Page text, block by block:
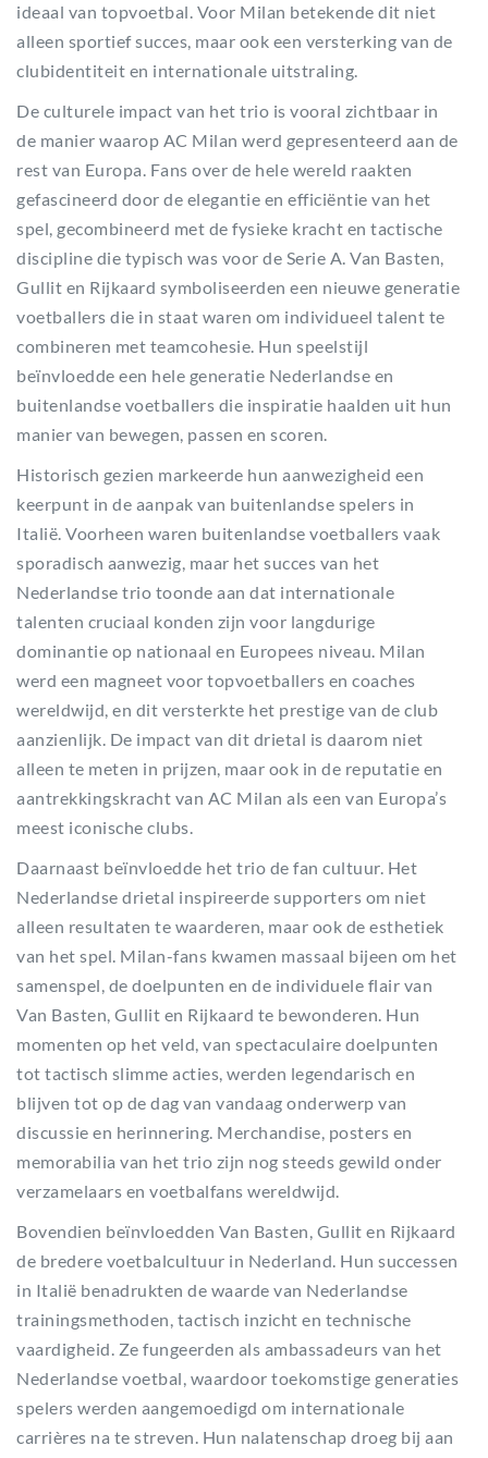
ideaal van topvoetbal. Voor Milan betekende dit niet
alleen sportief succes, maar ook een versterking van de
clubidentiteit en internationale uitstraling.
De culturele impact van het trio is vooral zichtbaar in
de manier waarop AC Milan werd gepresenteerd aan de
rest van Europa. Fans over de hele wereld raakten
gefascineerd door de elegantie en efficiëntie van het
spel, gecombineerd met de fysieke kracht en tactische
discipline die typisch was voor de Serie A. Van Basten,
Gullit en Rijkaard symboliseerden een nieuwe generatie
voetballers die in staat waren om individueel talent te
combineren met teamcohesie. Hun speelstijl
beïnvloedde een hele generatie Nederlandse en
buitenlandse voetballers die inspiratie haalden uit hun
manier van bewegen, passen en scoren.
Historisch gezien markeerde hun aanwezigheid een
keerpunt in de aanpak van buitenlandse spelers in
Italië. Voorheen waren buitenlandse voetballers vaak
sporadisch aanwezig, maar het succes van het
Nederlandse trio toonde aan dat internationale
talenten cruciaal konden zijn voor langdurige
dominantie op nationaal en Europees niveau. Milan
werd een magneet voor topvoetballers en coaches
wereldwijd, en dit versterkte het prestige van de club
aanzienlijk. De impact van dit drietal is daarom niet
alleen te meten in prijzen, maar ook in de reputatie en
aantrekkingskracht van AC Milan als een van Europa’s
meest iconische clubs.
Daarnaast beïnvloedde het trio de fan cultuur. Het
Nederlandse drietal inspireerde supporters om niet
alleen resultaten te waarderen, maar ook de esthetiek
van het spel. Milan-fans kwamen massaal bijeen om het
samenspel, de doelpunten en de individuele flair van
Van Basten, Gullit en Rijkaard te bewonderen. Hun
momenten op het veld, van spectaculaire doelpunten
tot tactisch slimme acties, werden legendarisch en
blijven tot op de dag van vandaag onderwerp van
discussie en herinnering. Merchandise, posters en
memorabilia van het trio zijn nog steeds gewild onder
verzamelaars en voetbalfans wereldwijd.
Bovendien beïnvloedden Van Basten, Gullit en Rijkaard
de bredere voetbalcultuur in Nederland. Hun successen
in Italië benadrukten de waarde van Nederlandse
trainingsmethoden, tactisch inzicht en technische
vaardigheid. Ze fungeerden als ambassadeurs van het
Nederlandse voetbal, waardoor toekomstige generaties
spelers werden aangemoedigd om internationale
carrières na te streven. Hun nalatenschap droeg bij aan